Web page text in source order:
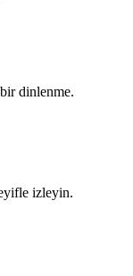
dinlenme.
izleyin.